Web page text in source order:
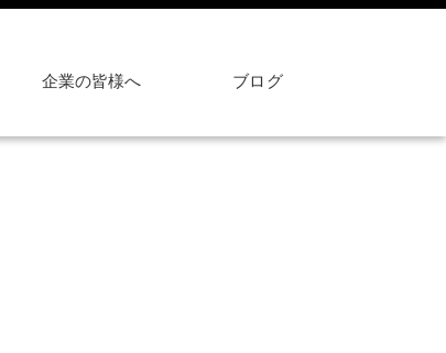
企業の皆様へ ブログ